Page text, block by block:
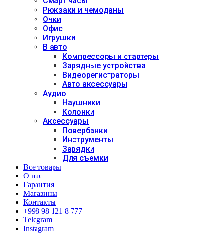
Рюкзаки и чемоданы
Очки
Офис
Игрушки
В авто
Компрессоры и стартеры
Зарядные устройства
Видеорегистраторы
Авто аксессуары
Аудио
Наушники
Колонки
Аксессуары
Повербанки
Инструменты
Зарядки
Для съемки
Все товары
О нас
Гарантия
Магазины
Контакты
+998 98 121 8 777
Telegram
Instagram